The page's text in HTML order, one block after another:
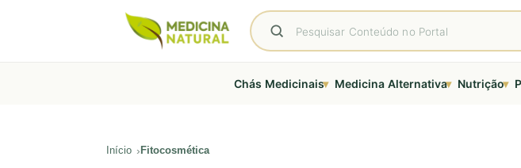
Chás Medicinais▾ Medicina Alternativa▾ Nutrição▾
Início Fitocosmética